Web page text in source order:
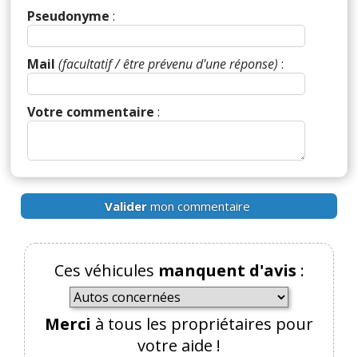
ParARV2(Date : 2022-06-06 17:22:38)
J'ai dévoré votre article, on découvre un peu de
tout ce qui se fait avec de bons exemples.
Il y a1réaction(s) sur ce commentaire :
(2022-06-07 17:58:27) : Merci c'est très gentil à
vous.
Je suis certain que j'oublie pas mal de choses, à
faire évoluer ;-)
Réagir à ce commentaire
Pseudonyme :
Mail (facultatif / être prévenu d'une réponse) :
Votre commentaire :
Validermon commentaire
Ces véhicules manquent d'avis :
Merci à tous les propriétaires pour
votre aide !